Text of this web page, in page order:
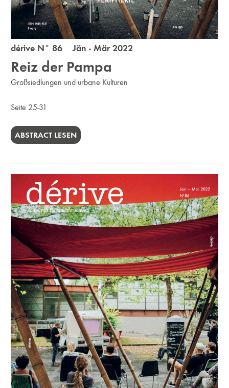
dérive N° 86 Jän - Mär 2022
Reiz der Pampa
Großsiedlungen und urbane Kulturen
Seite 25-31
ABSTRACT LESEN